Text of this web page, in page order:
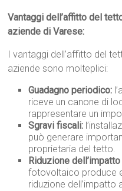
Vantaggi dell’affitto del
aziende di Varese:
I vantaggi dell’affitto del
aziende sono molteplici:
Guadagno periodico:
riceve un canone di
rappresentare un
Sgravi fiscali:
può generare
proprietaria del tetto.
Riduzione
fotovoltaico produce
riduzione dell’impatto